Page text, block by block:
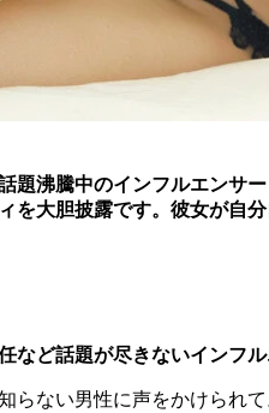
題沸騰中のインフルエンサー
を大胆披露です。彼女が自
ど話題が尽きないインフ
ない男性に声をかけられ